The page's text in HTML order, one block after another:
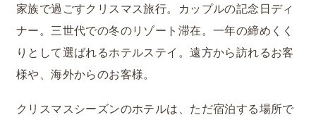
家族で過ごすクリスマス旅行。カップルの記念日ディ
ナー。三世代での冬のリゾート滞在。一年の締めくく
りとして選ばれるホテルステイ。遠方から訪れるお客
様や、海外からのお客様。
クリスマスシーズンのホテルは、ただ宿泊する場所で